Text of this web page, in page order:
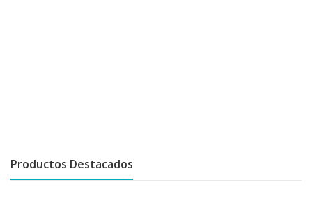
Productos Destacados